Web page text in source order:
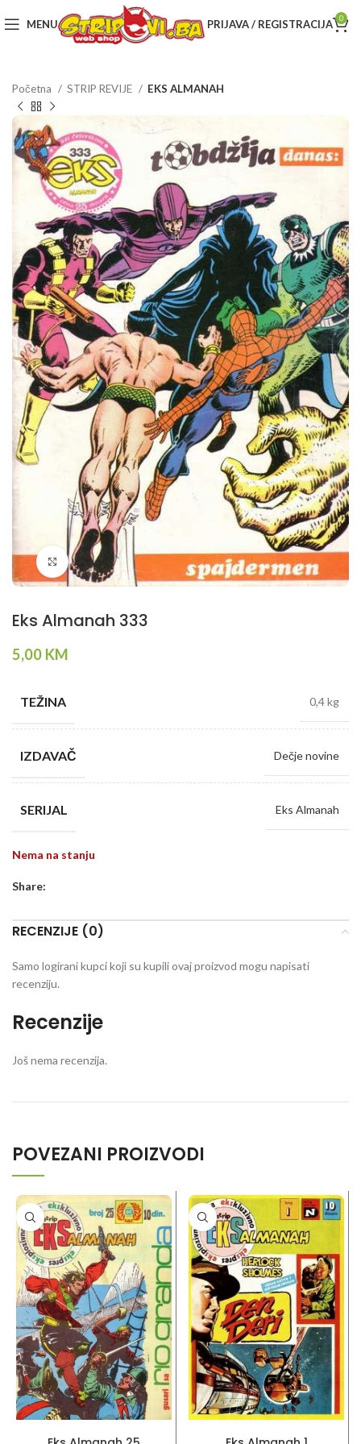
MENU PRIJAVA / REGISTRACIJA 0
Početna STRIP REVIJE EKS ALMANAH
Klikni da povečaš
Eks Almanah 333
5,00 KM
TEŽINA 0,4 kg
IZDAVAČ Dečje novine
SERIJAL Eks Almanah
Nema na stanju
Share:
RECENZIJE (0)
Recenzije
Još nema recenzija.
Samo logirani kupci koji su kupili ovaj proizvod mogu napisati
recenziju.
POVEZANI PROIZVODI